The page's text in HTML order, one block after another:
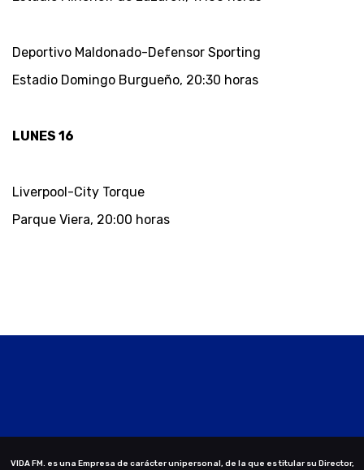
Deportivo Maldonado-Defensor Sporting
Estadio Domingo Burgueño, 20:30 horas
LUNES 16
Liverpool-City Torque
Parque Viera, 20:00 horas
VIDA FM. es una Empresa de carácter unipersonal, de la que es titular su Director,